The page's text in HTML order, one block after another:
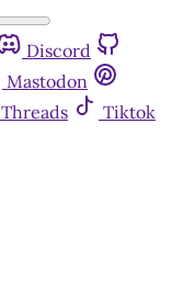
Discord
Mastodon
Threads
Tiktok